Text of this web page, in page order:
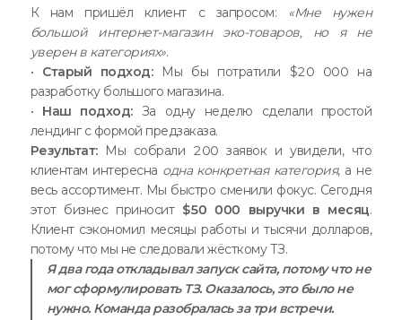
К нам пришёл клиент с запросом: «Мне нужен
большой интернет-магазин эко-товаров, но я не
уверен в категориях».
• Старый подход:Мы бы потратили $20 000 на
разработку большого магазина.
• Наш подход:За одну неделю сделали простой
лендинг с формой предзаказа.
Результат:Мы собрали 200 заявок и увидели, что
клиентам интересна одна конкретная категория, а не
весь ассортимент. Мы быстро сменили фокус. Сегодня
этот бизнес приносит $50 000 выручки в месяц.
Клиент сэкономил месяцы работы и тысячи долларов,
потому что мы не следовали жёсткому ТЗ.
Я два года откладывал запуск сайта, потому что не
мог сформулировать ТЗ. Оказалось, это было не
нужно. Команда разобралась за три встречи.